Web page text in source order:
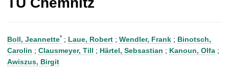
Boll, Jeannette* ; Laue, Robert ; Wendler, Frank ; Binotsch,
Carolin ; Clausmeyer, Till ; Härtel, Sebsastian ; Kanoun, Olfa ;
Awiszus, Birgit